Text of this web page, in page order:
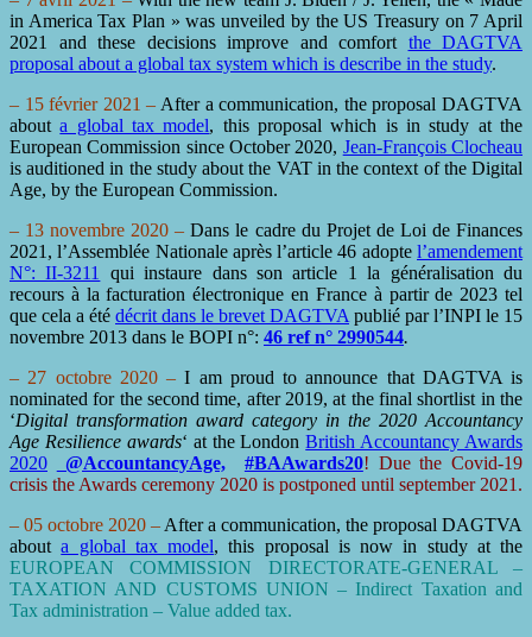
in America Tax Plan » was unveiled by the US Treasury on 7 April
2021 and these decisions improve and comfort the DAGTVA
proposal about a global tax system which is describe in the study.
– 15 février 2021 – After a communication, the proposal DAGTVA
abouta global tax model, this proposal which is in study at the
European Commission since October 2020, Jean-François Clocheau
is auditioned in the study about the VAT in the context of the Digital
Age, by the European Commission.
– 13 novembre 2020 – Dans le cadre du Projet de Loi de Finances
2021, l’Assemblée Nationale après l’article 46 adopte l’amendement
N°: II-3211
qui instaure dans son article 1 la généralisation du
recours à la facturation électronique en France à partir de 2023 tel
que cela a été décrit dans le brevet DAGTVA publié par l’INPI le 15
novembre 2013 dans le BOPI n°: 46 ref n° 2990544.
– 27 octobre 2020 – I am proud to announce that DAGTVA is
nominated for the second time, after 2019, at the final shortlist in the
‘Digital transformation award category in the 2020 Accountancy
Age Resilience awards‘ at the LondonBritish Accountancy Awards
2020
@AccountancyAge, #BAAwards20! Due the Covid-19
crisis the Awards ceremony 2020 is postponed until september 2021.
– 05 octobre 2020 – After a communication, the proposal DAGTVA
abouta global tax model, this proposal is now in study at the
EUROPEAN COMMISSION DIRECTORATE-GENERAL –
TAXATION AND CUSTOMS UNION – Indirect Taxation and
Tax administration – Value added tax.